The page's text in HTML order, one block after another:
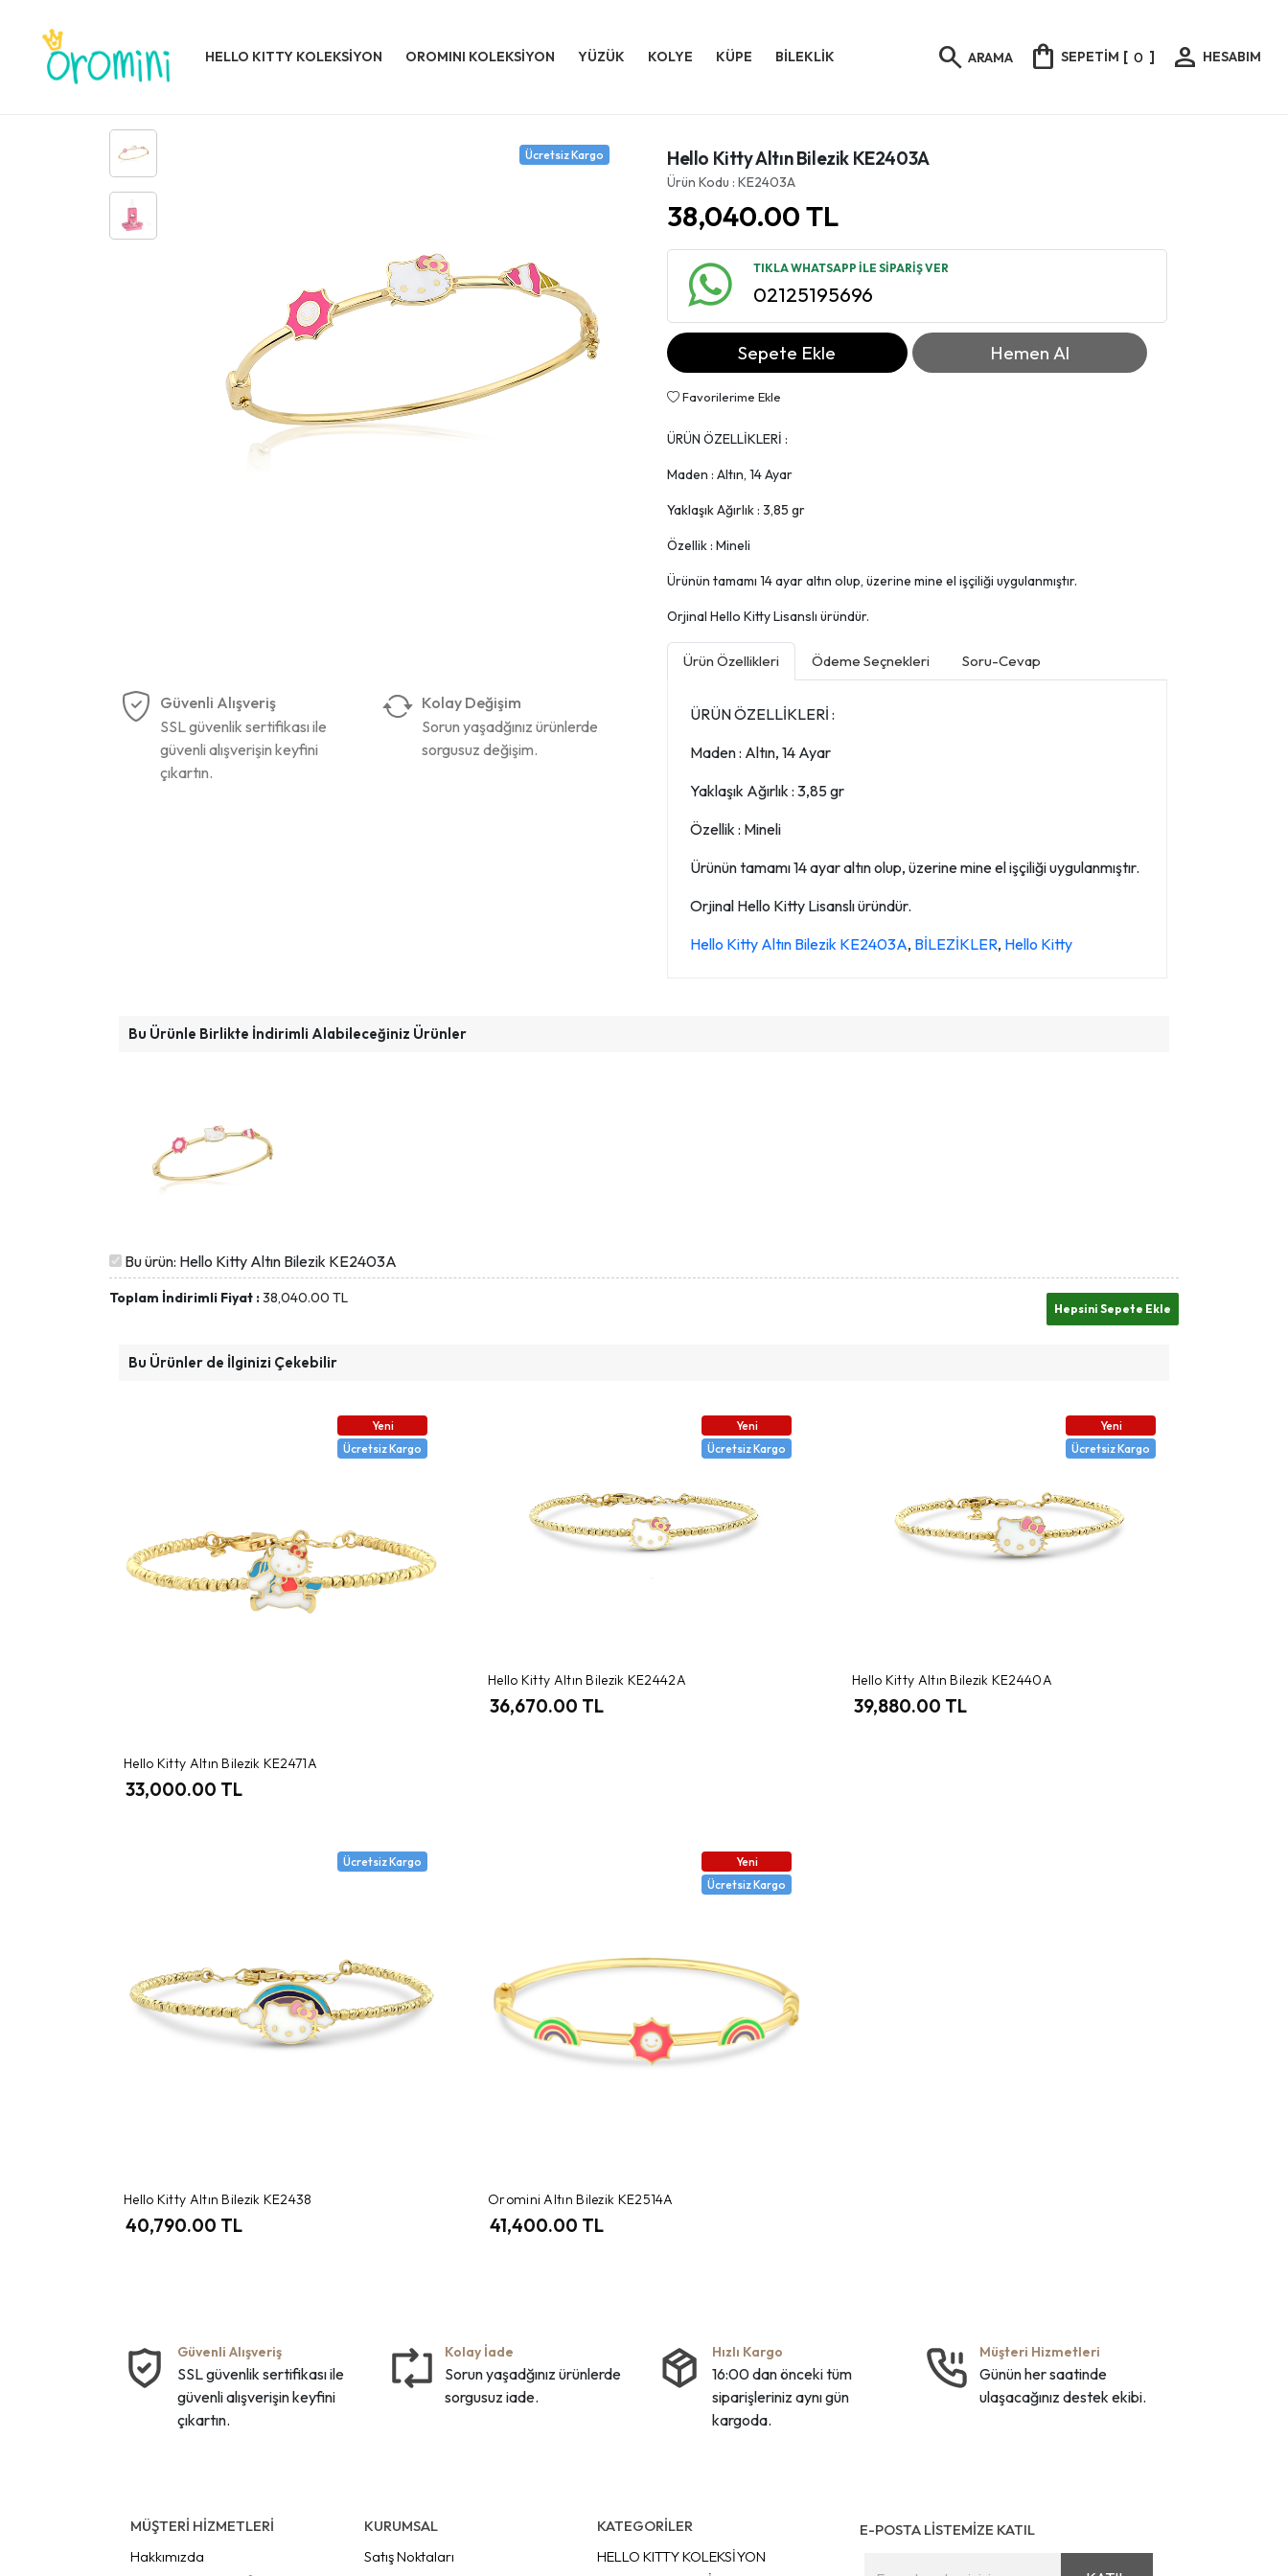
HELLO KITTY KOLEKSİYON OROMINI KOLEKSİYON YÜZÜK KOLYE KÜPE BİLEKLİK search ARAMA shopping_bag SEPETİM [ 0 ] person HESABIM
Ücretsiz Kargo
Güvenli Alışveriş
SSL güvenlik sertifikası ile
güvenli alışverişin keyfini
çıkartın.
Kolay Değişim
Sorun yaşadğınız ürünlerde
sorgusuz değişim.
Hello Kitty Altın Bilezik KE2403A
Ürün Kodu : KE2403A
38,040.00TL
TIKLA WHATSAPP İLE SİPARİŞ VER
02125195696
Sepete Ekle Hemen Al
Favorilerime Ekle
ÜRÜN ÖZELLİKLERİ :
Maden : Altın, 14 Ayar
Yaklaşık Ağırlık : 3,85 gr
Özellik : Mineli
Ürünün tamamı 14 ayar altın olup, üzerine mine el işçiliği uygulanmıştır.
Orjinal Hello Kitty Lisanslı üründür.
Ürün Özellikleri Ödeme Seçnekleri Soru-Cevap
ÜRÜN ÖZELLİKLERİ :
Maden : Altın, 14 Ayar
Yaklaşık Ağırlık : 3,85 gr
Özellik : Mineli
Ürünün tamamı 14 ayar altın olup, üzerine mine el işçiliği uygulanmıştır.
Orjinal Hello Kitty Lisanslı üründür.
Hello Kitty Altın Bilezik KE2403A, BİLEZİKLER, Hello Kitty
Bu Ürünle Birlikte İndirimli Alabileceğiniz Ürünler
Bu ürün: Hello Kitty Altın Bilezik KE2403A
Toplam İndirimli Fiyat :38,040.00 TL
Bu Ürünler de İlginizi Çekebilir
Yeni
Ücretsiz Kargo
Hello Kitty Altın Bilezik KE2471A
33,000.00 TL
Yeni
Ücretsiz Kargo
Hello Kitty Altın Bilezik KE2442A
36,670.00 TL
Yeni
Ücretsiz Kargo
Hello Kitty Altın Bilezik KE2440A
39,880.00 TL
Ücretsiz Kargo
Hello Kitty Altın Bilezik KE2438
40,790.00 TL
Yeni
Ücretsiz Kargo
Oromini Altın Bilezik KE2514A
41,400.00 TL
Güvenli Alışveriş
SSL güvenlik sertifikası ile
güvenli alışverişin keyfini
çıkartın.
Kolay İade
Sorun yaşadğınız ürünlerde
sorgusuz iade.
Hızlı Kargo
16:00 dan önceki tüm
siparişleriniz aynı gün
kargoda.
Müşteri Hizmetleri
Günün her saatinde
ulaşacağınız destek ekibi.
MÜŞTERİ HİZMETLERİ
Hakkımızda
KURUMSAL
Satış Noktaları
KATEGORİLER
HELLO KITTY KOLEKSİYON
E-POSTA LİSTEMİZE KATIL